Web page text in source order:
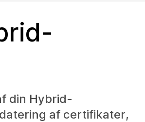
din Hybrid-
af certifikater,